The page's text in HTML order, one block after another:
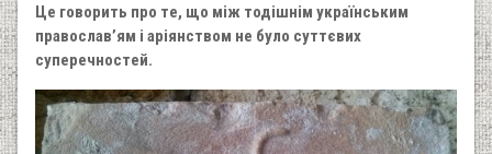
Це говорить про те, що між тодішнім українським
православ’ям і аріянством не було суттєвих
суперечностей.